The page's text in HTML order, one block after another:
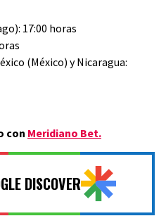
17:00 horas
(México) y Nicaragua:
con Meridiano Bet.
DISCOVER